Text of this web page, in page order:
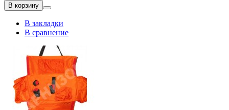
В корзину
В закладки
В сравнение